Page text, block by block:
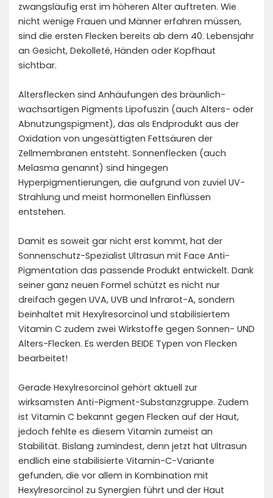
zwangsläufig erst im höheren Alter auftreten. Wie
nicht wenige Frauen und Männer erfahren müssen,
sind die ersten Flecken bereits ab dem 40. Lebensjahr
an Gesicht, Dekolleté, Händen oder Kopfhaut
sichtbar.
Altersflecken sind Anhäufungen des bräunlich-
wachsartigen Pigments Lipofuszin (auch Alters- oder
Abnutzungspigment), das als Endprodukt aus der
Oxidation von ungesättigten Fettsäuren der
Zellmembranen entsteht. Sonnenflecken (auch
Melasma genannt) sind hingegen
Hyperpigmentierungen, die aufgrund von zuviel UV-
Strahlung und meist hormonellen Einflüssen
entstehen.
Damit es soweit gar nicht erst kommt, hat der
Sonnenschutz-Spezialist Ultrasun mit Face Anti-
Pigmentation das passende Produkt entwickelt. Dank
seiner ganz neuen Formel schützt es nicht nur
dreifach gegen UVA, UVB und Infrarot-A, sondern
beinhaltet mit Hexylresorcinol und stabilisiertem
Vitamin C zudem zwei Wirkstoffe gegen Sonnen- UND
Alters-Flecken. Es werden BEIDE Typen von Flecken
bearbeitet!
Gerade Hexylresorcinol gehört aktuell zur
wirksamsten Anti-Pigment-Substanzgruppe. Zudem
ist Vitamin C bekannt gegen Flecken auf der Haut,
jedoch fehlte es diesem Vitamin zumeist an
Stabilität. Bislang zumindest, denn jetzt hat Ultrasun
endlich eine stabilisierte Vitamin-C-Variante
gefunden, die vor allem in Kombination mit
Hexylresorcinol zu Synergien führt und der Haut